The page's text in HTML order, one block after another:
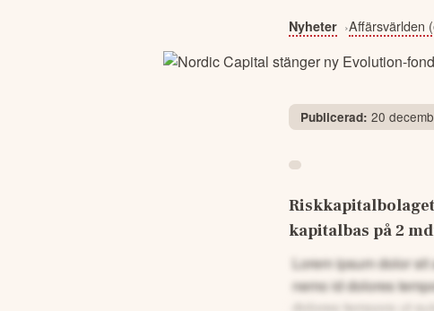
Nyheter Affärsvärlden
Publicerad: 20
kapitalbas på 2
Lorem ipsum dolor
nemo id dolores